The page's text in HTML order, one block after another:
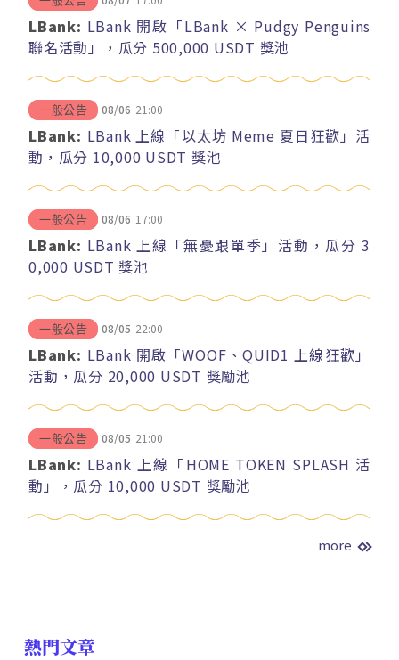
LBank: LBank 開啟「LBank × Pudgy Penguins
聯名活動」，瓜分 500,000 USDT 獎池
一般公告 08/06 21:00
LBank: LBank 上線「以太坊 Meme 夏日狂歡」活
動，瓜分 10,000 USDT 獎池
一般公告 08/06 17:00
LBank: LBank 上線「無憂跟單季」活動，瓜分 3
0,000 USDT 獎池
一般公告 08/05 22:00
LBank: LBank 開啟「WOOF、QUID1 上線狂歡」
活動，瓜分 20,000 USDT 獎勵池
一般公告 08/05 21:00
LBank: LBank 上線「HOME TOKEN SPLASH 活
動」，瓜分 10,000 USDT 獎勵池
more
熱門文章